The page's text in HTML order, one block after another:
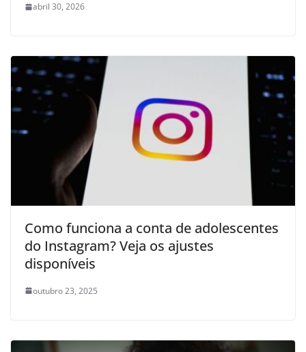
abril 30, 2026
Como funciona a conta de adolescentes
do Instagram? Veja os ajustes
disponíveis
outubro 23, 2025